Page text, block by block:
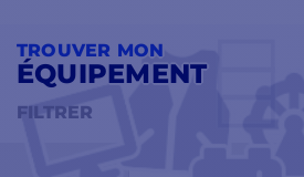
TROUVER MON
ÉQUIPEMENT
FILTRER